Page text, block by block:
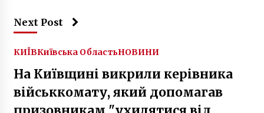
Next Post
КИЇВКиївська ОбластьНОВИНИ
На Київщині викрили керівника
військкомату, який допомагав